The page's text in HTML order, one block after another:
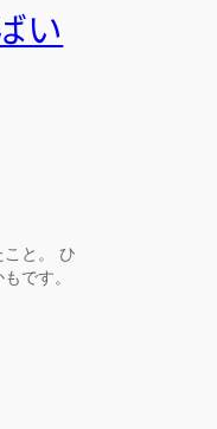
い
と。 ひ
です。